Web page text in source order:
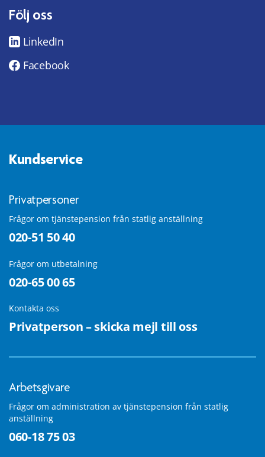
Följ oss
LinkedIn
Facebook
Kundservice
Privatpersoner
Frågor om tjänstepension från statlig anställning
020-51 50 40
Frågor om utbetalning
020-65 00 65
Kontakta oss
Privatperson – skicka mejl till oss
Arbetsgivare
Frågor om administration av tjänstepension från statlig
anställning
060-18 75 03